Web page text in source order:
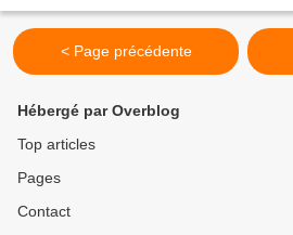
< Page précédente
Hébergé par Overblog
Top articles
Pages
Contact